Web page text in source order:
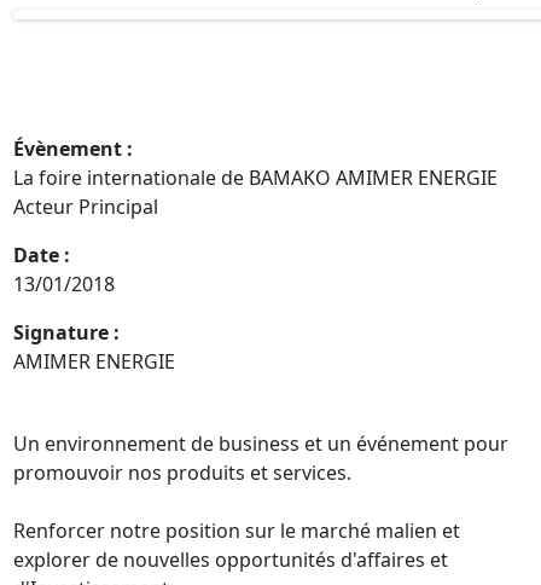
Évènement :
La foire internationale de BAMAKO AMIMER ENERGIE
Acteur Principal
Date :
13/01/2018
Signature :
AMIMER ENERGIE
Un environnement de business et un événement pour
promouvoir nos produits et services.
Renforcer notre position sur le marché malien et
explorer de nouvelles opportunités d'affaires et